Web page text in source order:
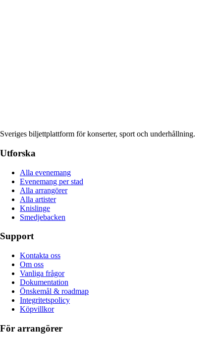
Sveriges biljettplattform för konserter, sport och underhållning.
Utforska
Alla evenemang
Evenemang per stad
Alla arrangörer
Alla artister
Knislinge
Smedjebacken
Support
Kontakta oss
Om oss
Vanliga frågor
Dokumentation
Önskemål & roadmap
Integritetspolicy
Köpvillkor
För arrangörer